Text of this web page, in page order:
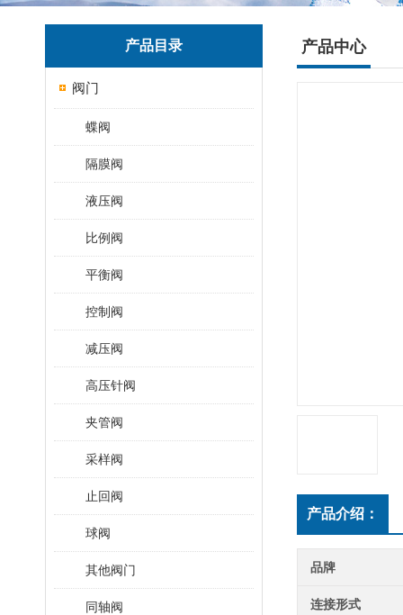
产品目录
阀门
蝶阀
隔膜阀
液压阀
比例阀
平衡阀
控制阀
减压阀
高压针阀
夹管阀
采样阀
止回阀
球阀
其他阀门
同轴阀
产品中心
产品介绍：
品牌
连接形式